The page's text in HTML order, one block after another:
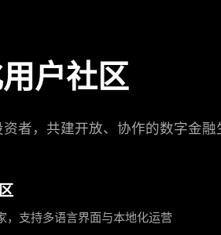
户社区
者，共建开放、协作的数字金融
，支持多语言界面与本地化运营